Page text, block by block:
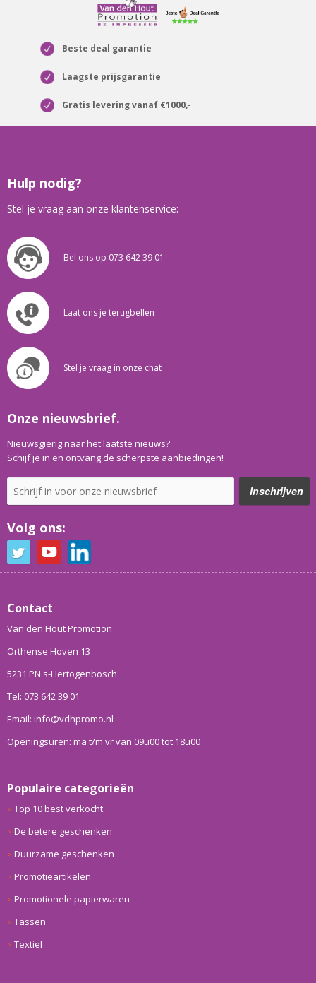
Beste deal garantie
Laagste prijsgarantie
Gratis levering vanaf €1000,-
Hulp nodig?
Stel je vraag aan onze klantenservice:
Bel ons op 073 642 39 01
Laat ons je terugbellen
Stel je vraag in onze chat
Onze nieuwsbrief.
Nieuwsgierig naar het laatste nieuws?
Schijf je in en ontvang de scherpste aanbiedingen!
Volg ons:
Contact
Van den Hout Promotion
Orthense Hoven 13
5231 PN s-Hertogenbosch
Tel: 073 642 39 01
Email: info@vdhpromo.nl
Openingsuren: ma t/m vr van 09u00 tot 18u00
Populaire categorieën
Top 10 best verkocht
De betere geschenken
Duurzame geschenken
Promotieartikelen
Promotionele papierwaren
Tassen
Textiel